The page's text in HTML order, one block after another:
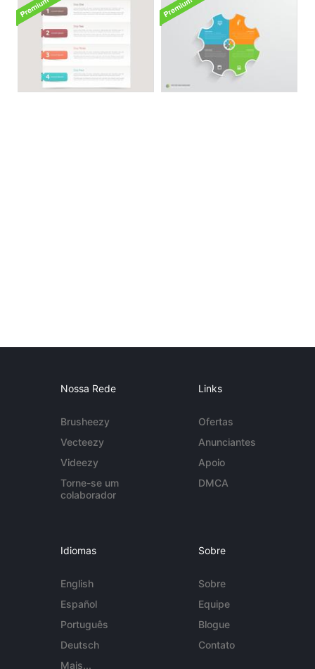
Nossa Rede
Brusheezy
Vecteezy
Videezy
Torne-se um
colaborador
Links
Ofertas
Anunciantes
Apoio
DMCA
Idiomas
English
Español
Português
Deutsch
Mais...
Sobre
Sobre
Equipe
Blogue
Contato